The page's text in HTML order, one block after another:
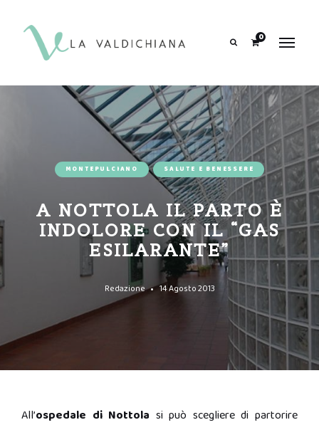
0
MONTEPULCIANO SALUTE E BENESSERE
A NOTTOLA IL PARTO È
INDOLORE CON IL “GAS
ESILARANTE”
Redazione 14 Agosto 2013
All’ospedale di Nottola si può scegliere di partorire